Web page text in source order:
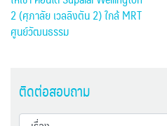
2 (ศุภาลัย เวลลิงตัน 2) ใกล้ MRT
ศูนย์วัฒนธรรม
ติดต่อสอบถาม